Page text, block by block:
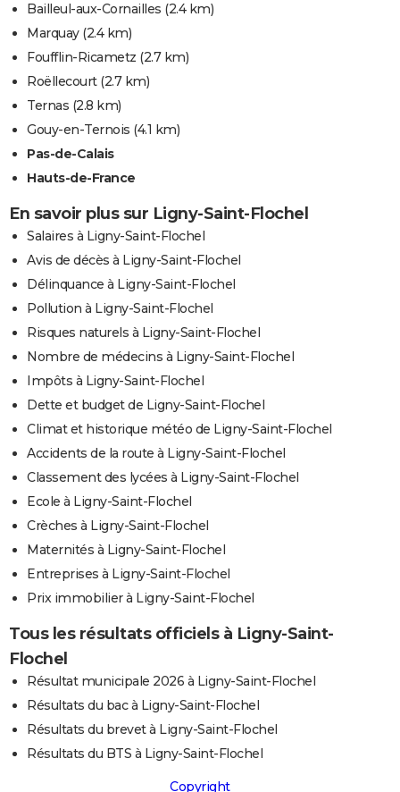
Bailleul-aux-Cornailles (2.4 km)
Marquay(2.4 km)
Foufflin-Ricametz (2.7 km)
Roëllecourt(2.7 km)
Ternas (2.8 km)
Gouy-en-Ternois (4.1 km)
Pas-de-Calais
Hauts-de-France
En savoir plus sur Ligny-Saint-Flochel
Salaires à Ligny-Saint-Flochel
Avis de décès à Ligny-Saint-Flochel
Délinquance à Ligny-Saint-Flochel
Pollution à Ligny-Saint-Flochel
Risques naturels à Ligny-Saint-Flochel
Nombre de médecins à Ligny-Saint-Flochel
Impôts à Ligny-Saint-Flochel
Dette et budget de Ligny-Saint-Flochel
Climat et historique météo de Ligny-Saint-Flochel
Accidents de la route à Ligny-Saint-Flochel
Classement des lycées à Ligny-Saint-Flochel
Ecole à Ligny-Saint-Flochel
Crèches à Ligny-Saint-Flochel
Maternités à Ligny-Saint-Flochel
Entreprises à Ligny-Saint-Flochel
Prix immobilier à Ligny-Saint-Flochel
Tous les résultats officiels à Ligny-Saint-
Flochel
Résultat municipale 2026 à Ligny-Saint-Flochel
Résultats du bac à Ligny-Saint-Flochel
Résultats du brevet à Ligny-Saint-Flochel
Résultats du BTS à Ligny-Saint-Flochel
Copyright